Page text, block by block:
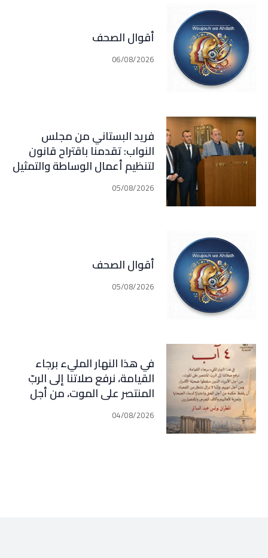
أقوال الصحف
06/08/2026
فريد البستاني من مجلس
النواب: تقدمنا باقتراح قانون
لتنظيم أعمال الوساطة والتمثيل
في مجال التأمين الذي اصبح في
مرحلة النقاش الرسمي
05/08/2026
أقوال الصحف
05/08/2026
في هذا النهار المليء برجاء
القيامة، نرفع صلاتنا إلى الربّ
المنتصر على الموت، من أجل
الأبرياء الذين سقطوا ضحيّة
الأشرار ومن أجل ذويهم. وإننا لا
04/08/2026